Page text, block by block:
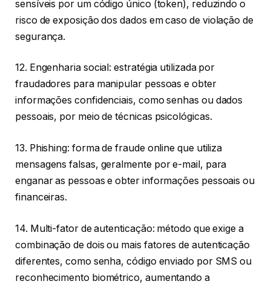
sensíveis por um código único (token), reduzindo o
risco de exposição dos dados em caso de violação de
segurança.
12. Engenharia social: estratégia utilizada por
fraudadores para manipular pessoas e obter
informações confidenciais, como senhas ou dados
pessoais, por meio de técnicas psicológicas.
13. Phishing: forma de fraude online que utiliza
mensagens falsas, geralmente por e-mail, para
enganar as pessoas e obter informações pessoais ou
financeiras.
14. Multi-fator de autenticação: método que exige a
combinação de dois ou mais fatores de autenticação
diferentes, como senha, código enviado por SMS ou
reconhecimento biométrico, aumentando a